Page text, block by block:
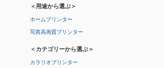
＜用途から選ぶ＞
ホームプリンター
写真高画質プリンター
＜カテゴリーから選ぶ＞
カラリオプリンター